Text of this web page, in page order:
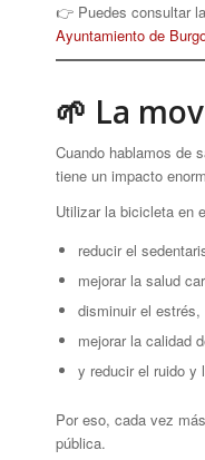
👉 Puedes consultar
Ayuntamiento de
🌱 La
Cuando hablamos de
tiene un impacto
Utilizar la bicicleta en
reducir el
mejorar la salud
disminuir el estrés,
mejorar la calidad
y reducir el ruido y
Por eso, cada vez
pública.